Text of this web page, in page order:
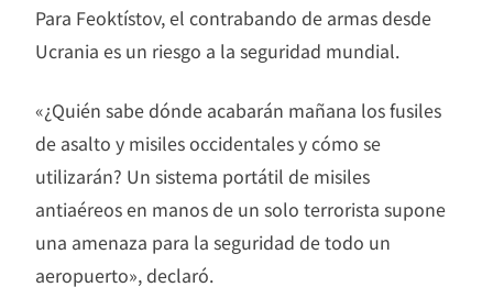
Para Feoktístov, el contrabando de armas desde
Ucrania es un riesgo a la seguridad mundial.
«¿Quién sabe dónde acabarán mañana los fusiles
de asalto y misiles occidentales y cómo se
utilizarán? Un sistema portátil de misiles
antiaéreos en manos de un solo terrorista supone
una amenaza para la seguridad de todo un
aeropuerto», declaró.